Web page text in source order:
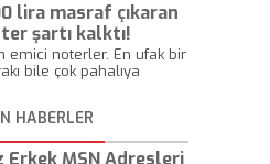
lira masraf çıkaran
şartı kalktı!
emici noterler. En ufak bir
bile çok pahalıya
- Kayhan
HABERLER